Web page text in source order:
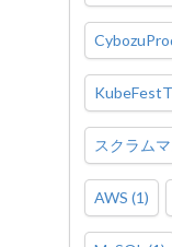
スクラム
AWS (1)